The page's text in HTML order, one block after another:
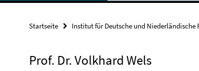
Startseite Institut für Deutsche und Niederländische
Prof. Dr. Volkhard Wels